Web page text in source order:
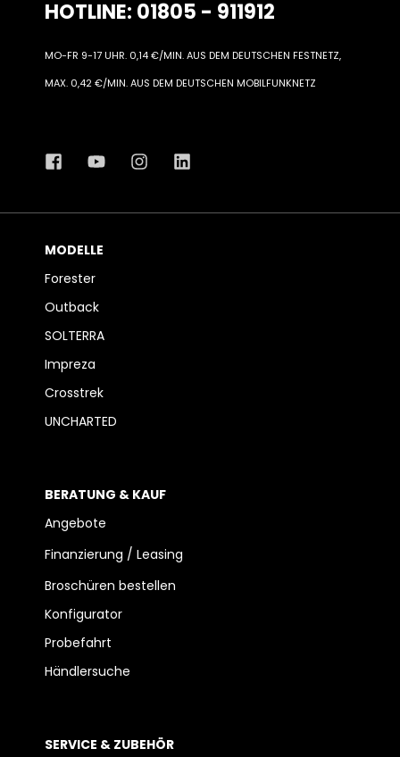
HOTLINE: 01805 - 911912
MO-FR 9-17 UHR. 0,14 €/MIN. AUS DEM DEUTSCHEN FESTNETZ,
MAX. 0,42 €/MIN. AUS DEM DEUTSCHEN MOBILFUNKNETZ
MODELLE
Forester
Outback
SOLTERRA
Impreza
Crosstrek
UNCHARTED
BERATUNG & KAUF
Angebote
Finanzierung / Leasing
Broschüren bestellen
Konfigurator
Probefahrt
Händlersuche
SERVICE & ZUBEHÖR